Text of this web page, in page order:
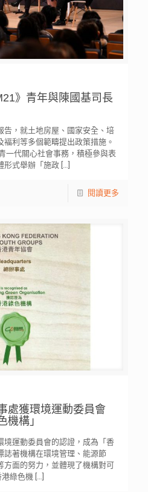
》青年與陳國基司長
告，就土地房屋、國家安全、培
利等多個範疇提出政策措施。
一代關心社會事務，積極參與表
形式舉辦「施政[…]
閱讀更多
處獲環境運動委員會
機構」
境運動委員會的認證，成為「香
誌著機構在環境管理、能源節
方面的努力，並體現了機構對可
綠色機[…]